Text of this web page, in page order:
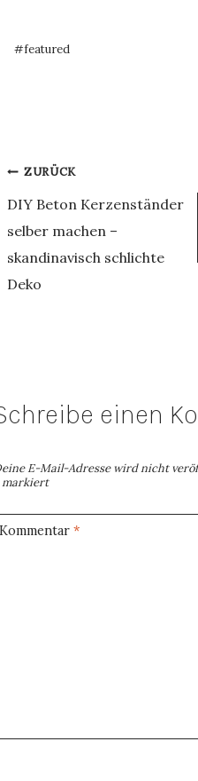
Schlagworte:
#featured
ZURÜCK
DIY Beton Kerzenständer
selber machen –
skandinavisch schlichte
Deko
einen
E-Mail-Adresse wird nicht
markiert
Kommentar*